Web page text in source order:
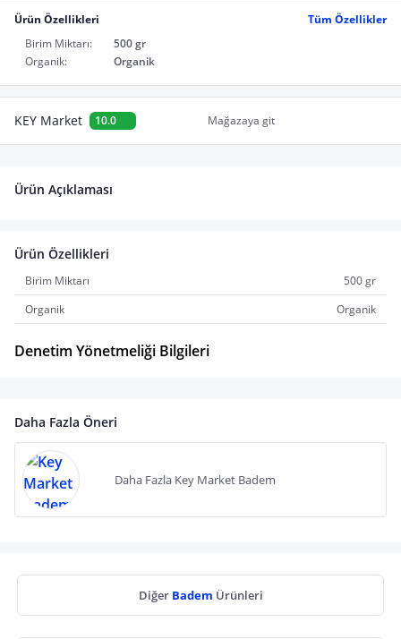
Ürün Özellikleri
Tüm Özellikler
Birim Miktarı:
500 gr
Organik:
Organik
KEY Market 10.0 Mağazaya git
Ürün Açıklaması
Ürün Özellikleri
Birim Miktarı
500 gr
Organik
Organik
Denetim Yönetmeliği Bilgileri
Daha Fazla Öneri
Daha Fazla Key Market Badem
Diğer Badem Ürünleri